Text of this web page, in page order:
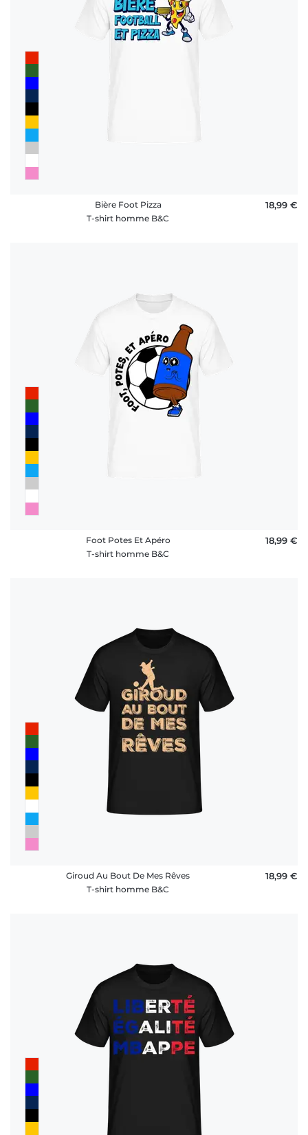
Bière Foot Pizza
T-shirt homme B&C
18,99 €
Foot Potes Et Apéro
T-shirt homme B&C
18,99 €
Giroud Au Bout De Mes Rêves
T-shirt homme B&C
18,99 €